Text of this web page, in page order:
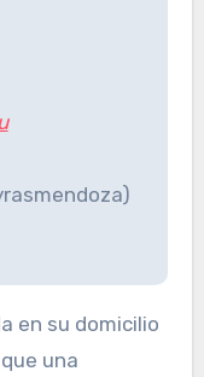
en su domicilio
una